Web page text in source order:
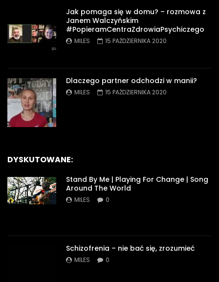
Jak pomaga się w domu? – rozmowa z
Janem Walczyńskim
#PopieramCentraZdrowiaPsychiczego
MILES 15 PAŹDZIERNIKA 2020
Dlaczego partner odchodzi w manii?
MILES 15 PAŹDZIERNIKA 2020
DYSKUTOWANE:
Stand By Me | Playing For Change | Song
Around The World
MILES 0
Schizofrenia – nie bać się, zrozumieć
MILES 0